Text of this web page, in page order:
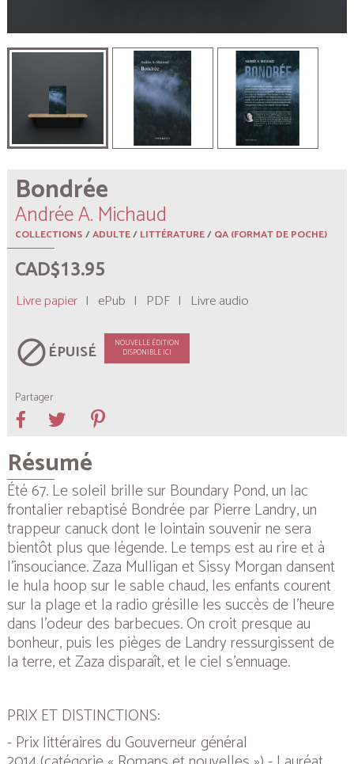
Bondrée
Andrée A. Michaud
COLLECTIONS/ADULTE/LITTÉRATURE/QA (FORMAT DE POCHE)
CAD$13.95
Livre papier | ePub | PDF | Livre audio
blockÉPUISÉ
NOUVELLE ÉDITION
DISPONIBLE ICI
Partager
Résumé
Été 67. Le soleil brille sur Boundary Pond, un lac
frontalier rebaptisé Bondrée par Pierre Landry, un
trappeur canuck dont le lointain souvenir ne sera
bientôt plus que légende. Le temps est au rire et à
l’insouciance. Zaza Mulligan et Sissy Morgan dansent
le hula hoop sur le sable chaud, les enfants courent
sur la plage et la radio grésille les succès de l’heure
dans l’odeur des barbecues. On croit presque au
bonheur, puis les pièges de Landry ressurgissent de
la terre, et Zaza disparaît, et le ciel s’ennuage.
PRIX ET DISTINCTIONS:
- Prix littéraires du Gouverneur général